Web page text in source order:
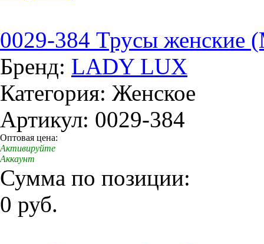
0029-384 Трусы женские
Бренд: LADY LUX
Категория: Женское
Артикул: 0029-384
Оптовая цена:
Активируйте
Аккаунт
Сумма по позиции:
0 руб.